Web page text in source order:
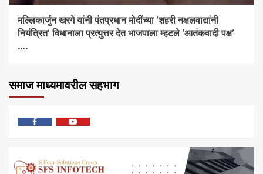
मल्लिकार्जुन खरगे यांनी पंतप्रधान मोदींच्या ‘शहरी नक्षलवाद्यांनी
नियंत्रित’ विधानाला प्रत्युत्तर देत भाजपाला म्हटले ‘आतंकवादी पक्ष’
….
समाज माध्यमावरील सहभाग